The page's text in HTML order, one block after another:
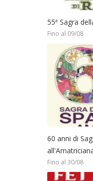
55ª Sagra
Fino al 09/08
60 anni di
Fino al 30/08